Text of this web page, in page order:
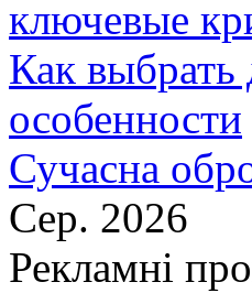
ключевые
Как
особенности
Сучасна
Сер. 2026
Рекламні